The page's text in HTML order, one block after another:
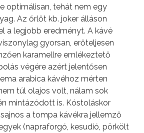
optimálisan, tehát nem egy
Az őrlőt kb. joker álláson
a legjobb eredményt. A kávé
gyorsan, erőteljesen
karamellre emlékeztető
végére azért jelentősen
arabica kávéhoz mérten
túl olajos volt, nálam sok
mintázódott is. Kóstoláskor
a tompa kávékra jellemző
(napraforgó, kesudió, pörkölt